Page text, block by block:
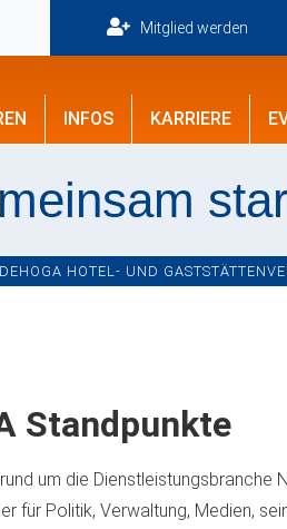
Mitglied werden
INFOS KARRIERE
DEHOGA HOTEL- UND
Standpunkte
um die Dienstleistungsbranche
für Politik, Verwaltung, Medien,